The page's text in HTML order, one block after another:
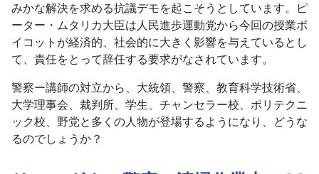
みかな解決を求める抗議デモを起こそうとしています。ピ
ーター・ムタリカ大臣は人民進歩運動党から今回の授業ボ
イコットが経済的、社会的に大きく影響を与えているとし
て、責任をとって辞任する要求がなされています。
警察ー講師の対立から、大統領、警察、教育科学技術省、
大学理事会、裁判所、学生、チャンセラー校、ポリテクニ
ック校、野党と多くの人物が登場するようになり、どうな
るのでしょうか？